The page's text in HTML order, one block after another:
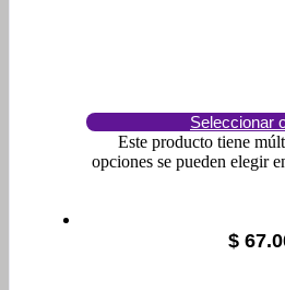
Seleccionar
Este producto tiene
opciones se pueden elegir
$